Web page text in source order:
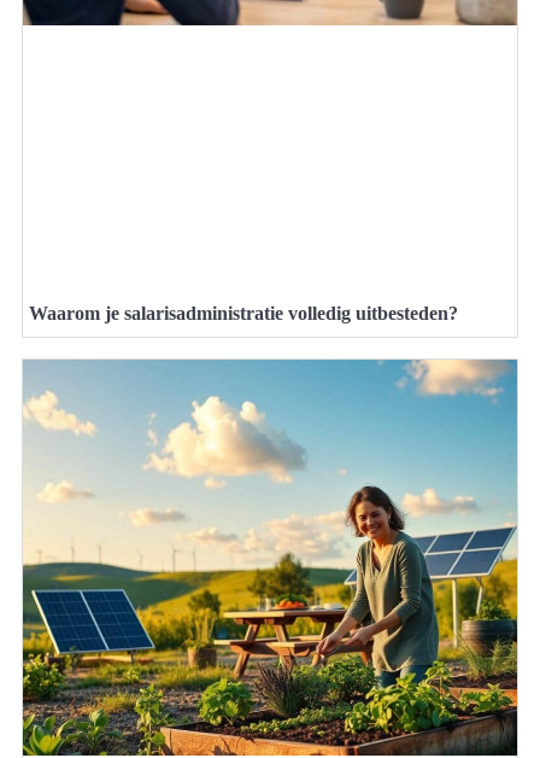
Waarom je salarisadministratie volledig uitbesteden?